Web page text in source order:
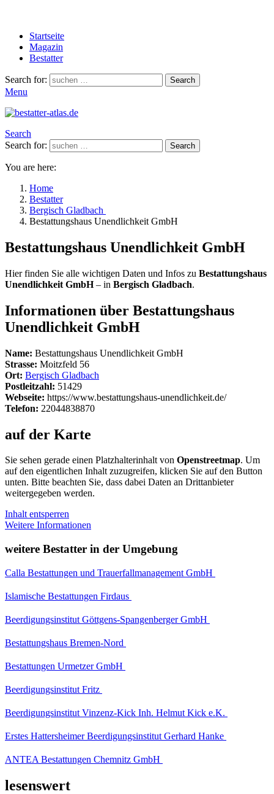
Startseite
Magazin
Bestatter
Search for: Search
Menu
Search
Search for:
Search
You are here:
Home
Bestatter
Bergisch Gladbach
Bestattungshaus Unendlichkeit GmbH
Bestattungshaus Unendlichkeit GmbH
Hier finden Sie alle wichtigen Daten und Infos zu Bestattungshaus
Unendlichkeit GmbH– in Bergisch Gladbach.
Informationen über Bestattungshaus
Unendlichkeit GmbH
Name: Bestattungshaus Unendlichkeit GmbH
Strasse: Moitzfeld 56
Ort: Bergisch Gladbach
Postleitzahl: 51429
Webseite: https://www.bestattungshaus-unendlichkeit.de/
Telefon: 22044838870
auf der Karte
Sie sehen gerade einen Platzhalterinhalt von Openstreetmap. Um
auf den eigentlichen Inhalt zuzugreifen, klicken Sie auf den Button
unten. Bitte beachten Sie, dass dabei Daten an Drittanbieter
weitergegeben werden.
Inhalt entsperren
Weitere Informationen
weitere Bestatter in der Umgebung
Calla Bestattungen und Trauerfallmanagement GmbH
Islamische Bestattungen Firdaus
Beerdigungsinstitut Göttgens-Spangenberger GmbH
Bestattungshaus Bremen-Nord
Bestattungen Urmetzer GmbH
Beerdigungsinstitut Fritz
Beerdigungsinstitut Vinzenz-Kick Inh. Helmut Kick e.K.
Erstes Hattersheimer Beerdigungsinstitut Gerhard Hanke
ANTEA Bestattungen Chemnitz GmbH
lesenswert